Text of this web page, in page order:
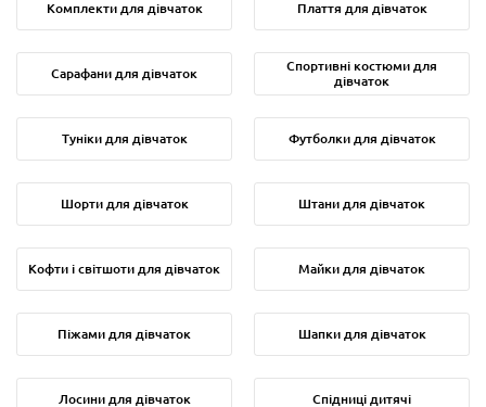
Комплекти для дівчаток Плаття для дівчаток
Сарафани для дівчаток
Спортивні костюми для
дівчаток
Туніки для дівчаток Футболки для дівчаток
Шорти для дівчаток Штани для дівчаток
Кофти і світшоти для дівчаток Майки для дівчаток
Піжами для дівчаток Шапки для дівчаток
Лосини для дівчаток Спідниці дитячі